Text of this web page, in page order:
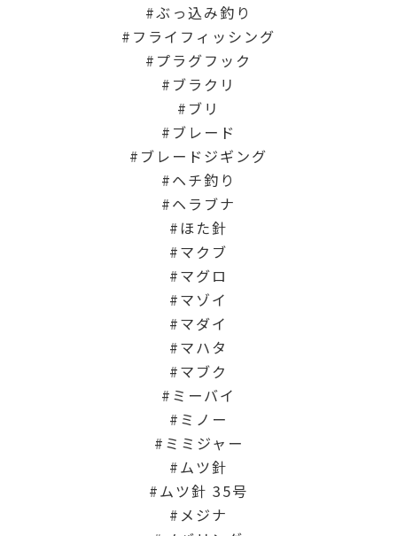
ぶっ込み釣り
フライフィッシング
プラグフック
ブラクリ
ブリ
ブレード
ブレードジギング
ヘチ釣り
ヘラブナ
ほた針
マクブ
マグロ
マゾイ
マダイ
マハタ
マブク
ミーバイ
ミノー
ミミジャー
ムツ針
ムツ針 35号
メジナ